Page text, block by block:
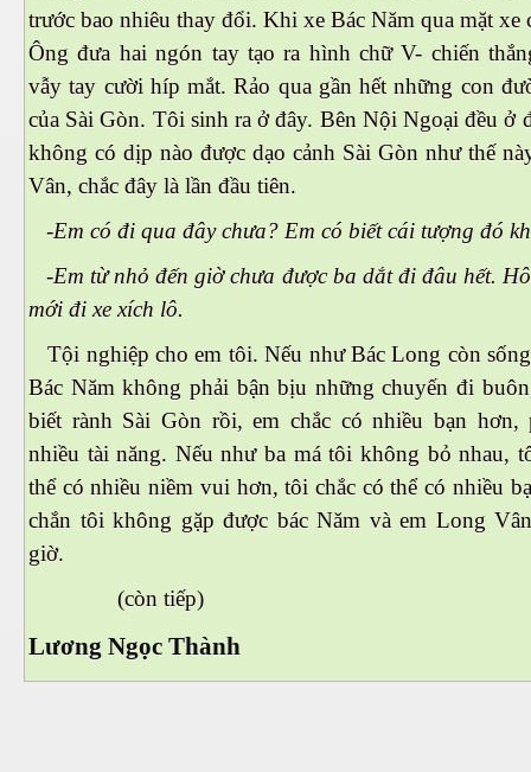
trước bao nhiêu thay đổi. Khi xe Bác Năm qua mặt xe
Ông đưa hai ngón tay tạo ra hình chữ V- chiến
vẫy tay cười híp mắt. Rảo qua gần hết những con
của Sài Gòn. Tôi sinh ra ở đây. Bên Nội Ngoại đều ở
không có dịp nào được dạo cảnh Sài Gòn như thế
Vân, chắc đây là lần đầu tiên.
-Em có đi qua đây chưa? Em có biết cái tượng đó
-Em từ nhỏ đến giờ chưa được ba dắt đi đâu hết.
mới đi xe xích lô.
Tội nghiệp cho em tôi. Nếu như Bác Long còn
Bác Năm không phải bận bịu những chuyến đi
biết rành Sài Gòn rồi, em chắc có nhiều bạn hơn,
nhiều tài năng. Nếu như ba má tôi không bỏ nhau,
thể có nhiều niềm vui hơn, tôi chắc có thể có nhiều
chắn tôi không gặp được bác Năm và em Long
giờ.
(còn tiếp)
Lương Ngọc Thành